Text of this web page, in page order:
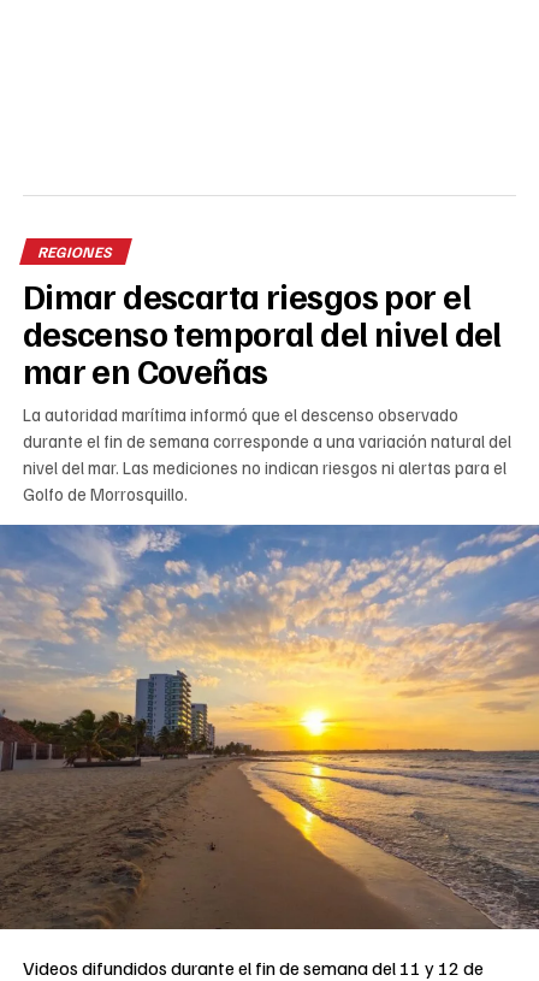
REGIONES
Dimar descarta riesgos por el
descenso temporal del nivel del
mar en Coveñas
La autoridad marítima informó que el descenso observado
durante el fin de semana corresponde a una variación natural del
nivel del mar. Las mediciones no indican riesgos ni alertas para el
Golfo de Morrosquillo.
Videos difundidos durante el fin de semana del 11 y 12 de